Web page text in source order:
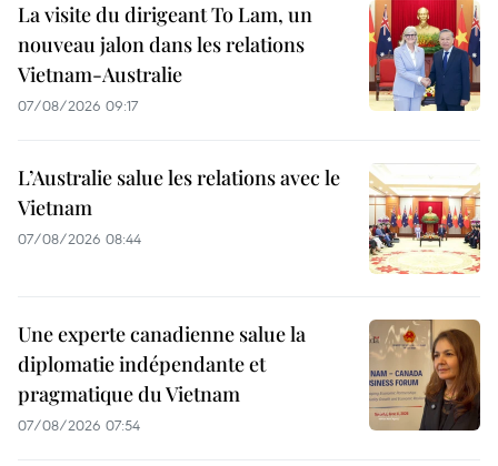
La visite du dirigeant To Lam, un
nouveau jalon dans les relations
Vietnam-Australie
07/08/2026 09:17
L’Australie salue les relations avec le
Vietnam
07/08/2026 08:44
Une experte canadienne salue la
diplomatie indépendante et
pragmatique du Vietnam
07/08/2026 07:54